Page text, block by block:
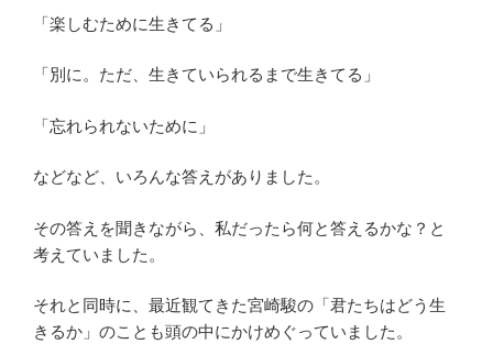
「楽しむために生きてる」
「別に。ただ、生きていられるまで生きてる」
「忘れられないために」
などなど、いろんな答えがありました。
その答えを聞きながら、私だったら何と答えるかな？と
考えていました。
それと同時に、最近観てきた宮崎駿の「君たちはどう生
きるか」のことも頭の中にかけめぐっていました。